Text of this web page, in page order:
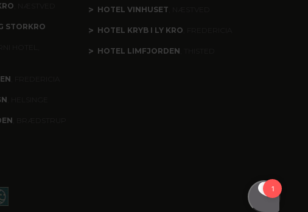
STORKRO
HOTEL VINHUSET
HOTEL KRYB I LY KRO
HOTEL LIMFJORDEN